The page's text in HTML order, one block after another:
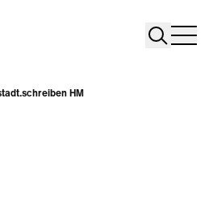
Search
HM